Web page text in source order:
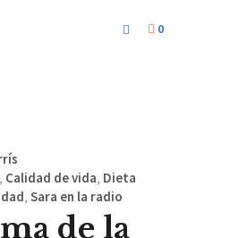
0
Calidad de vida Dieta
Sara en la radio
de la